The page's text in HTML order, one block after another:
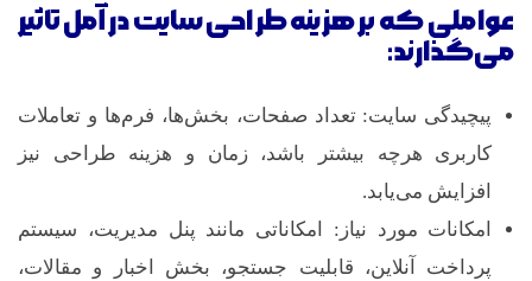
عواملی که بر هزینه طراحی سایت در آمل تاثیر
می‌گذارند:
پیچیدگی سایت: تعداد صفحات، بخش‌ها، فرم‌ها و تعاملات
کاربری هرچه بیشتر باشد، زمان و هزینه طراحی نیز
افزایش می‌یابد.
امکانات مورد نیاز: امکاناتی مانند پنل مدیریت، سیستم
پرداخت آنلاین، قابلیت جستجو، بخش اخبار و مقالات،